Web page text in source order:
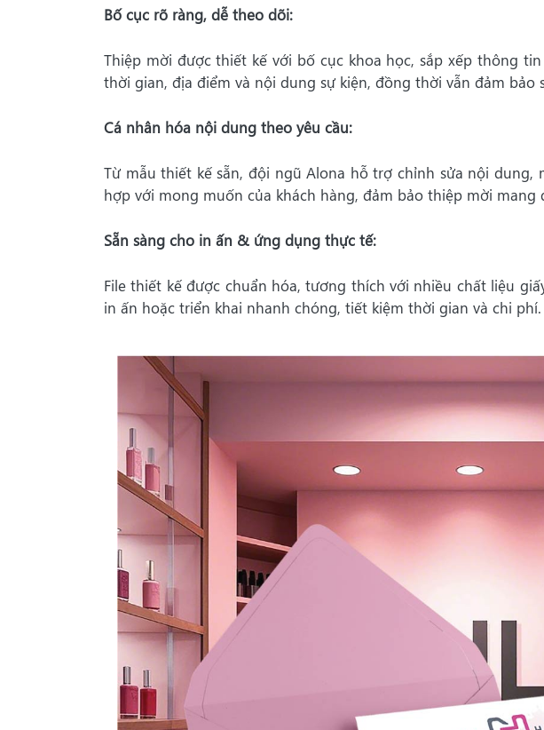
Bố cục rõ ràng, dễ theo dõi:
Thiệp mời được thiết kế với bố cục khoa học, sắp xếp thông
thời gian, địa điểm và nội dung sự kiện, đồng thời vẫn đảm bảo
Cá nhân hóa nội dung theo yêu cầu:
Từ mẫu thiết kế sẵn, đội ngũ Alona hỗ trợ chỉnh sửa nội dung,
hợp với mong muốn của khách hàng, đảm bảo thiệp mời mang
Sẵn sàng cho in ấn & ứng dụng thực tế:
File thiết kế được chuẩn hóa, tương thích với nhiều chất liệu
in ấn hoặc triển khai nhanh chóng, tiết kiệm thời gian và chi phí.